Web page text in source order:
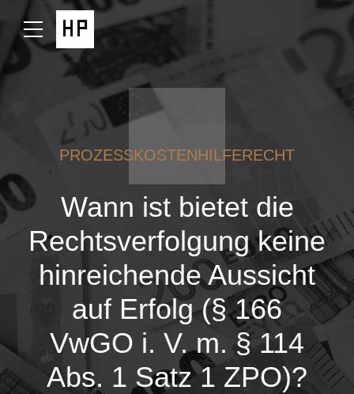
PROZESSKOSTENHILFERECHT
Wann ist bietet die
Rechtsverfolgung keine
hinreichende Aussicht
auf Erfolg (§ 166
VwGO i. V. m. § 114
Abs. 1 Satz 1 ZPO)?